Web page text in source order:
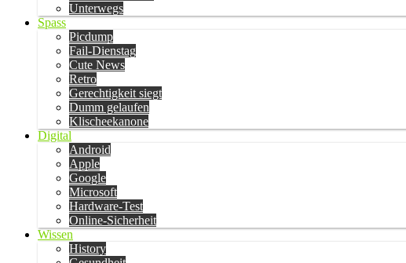
Unterwegs
Spass
Picdump
Fail-Dienstag
Cute News
Retro
Gerechtigkeit siegt
Dumm gelaufen
Klischeekanone
Digital
Android
Apple
Google
Microsoft
Hardware-Test
Online-Sicherheit
Wissen
History